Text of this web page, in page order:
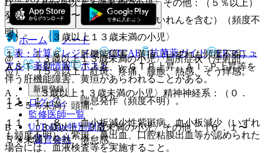
D． 〈６か月以上３歳未満の小児〉その他：（５％以上）
発熱、（０．１〜５％未満）無力症。
３）． 〈３歳以上１３歳未満の小児〉
@． 〈３歳以上１３歳未満の小児〉局所症状（注射部
位）：（５％以上）紅斑、疼痛、腫脹、熱感、そう痒感。
A． 〈３歳以上１３歳未満の小児〉精神神経系：（０．
１〜５％未満）頭痛。
B． 〈３歳以上１３歳未満の小児〉その他：（０．１〜
５％未満）発熱、倦怠感。
１１．１．５． けいれん（熱性けいれんを含む）（頻度不
明）。
１１．１．６． 肝機能障害、黄疸（いずれも頻度不明）：
ＡＳＴ上昇、ＡＬＴ上昇、γ−ＧＴＰ上昇、Ａｌ−Ｐ上昇等を
伴う肝機能障害、黄疸があらわれることがある。
１１．１．７． 喘息発作（頻度不明）。
１１．１．８． 血小板減少性紫斑病、血小板減少（いずれ
も頻度不明）：紫斑、鼻出血、口腔粘膜出血等が認められた
場合には、血液検査等を実施すること。
ホーム
ノート
表・計算
レジメン CTCAE 抗菌薬ガイド
ERマニュ
アル
薬剤情報 ポスト
新規登録
ログイン
監修医師一覧
UpToDate特別割引
運営会社